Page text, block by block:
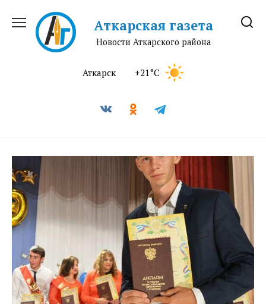
содержанию
Аткарская газета
Новости Аткарского района
Аткарск +21°C